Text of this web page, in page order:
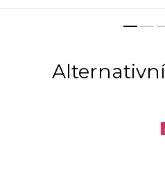
ACQUA DI GIO, CHANEL